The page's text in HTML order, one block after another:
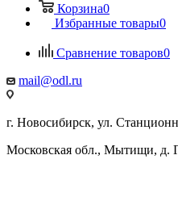
Корзина0
Избранные товары0
Сравнение товаров0
mail@odl.ru
г. Новосибирск, ул.
Московская обл., Мытищи, д.